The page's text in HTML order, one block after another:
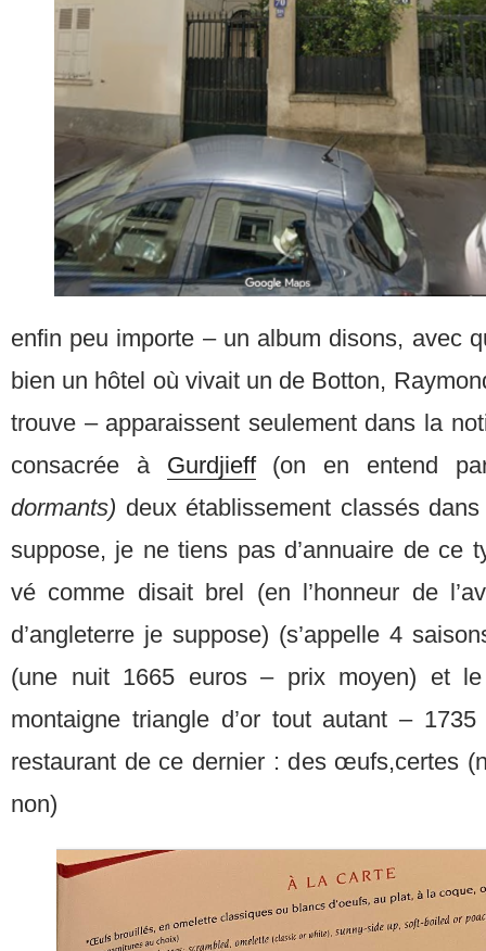
enfin peu importe – un album disons, avec
bien un hôtel où vivait un de Botton,
trouve – apparaissent seulement dans la
consacrée à Gurdjieff(on en entend
dormants) deux établissement classés
suppose, je ne tiens pas d’annuaire de ce
vé comme disait brel (en l’honneur de
d’angleterre je suppose) (s’appelle 4
(une nuit 1665 euros – prix moyen) et
montaigne triangle d’or tout autant –
restaurant de ce dernier : des œufs,certes
non)